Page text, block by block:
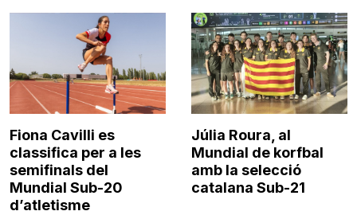
Fiona Cavilli es
classifica per a les
semifinals del
Mundial Sub-20
d’atletisme
Júlia Roura, al
Mundial de korfbal
amb la selecció
catalana Sub-21